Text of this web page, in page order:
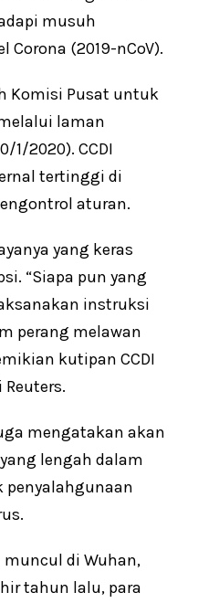
musuh
Corona (2019-nCoV).
Komisi Pusat untuk
laman
1/2020). CCDI
tertinggi di
aturan.
yang keras
“Siapa pun yang
instruksi
perang melawan
kutipan CCDI
mengatakan akan
lengah dalam
penyalahgunaan
muncul di Wuhan,
tahun lalu, para